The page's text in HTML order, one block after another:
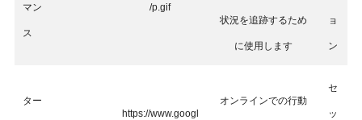
マン
ス
/p.gif
状況を追跡するため
に使用します
ョ
ン
ター
https://www.googl
オンラインでの行動
セ
ッ